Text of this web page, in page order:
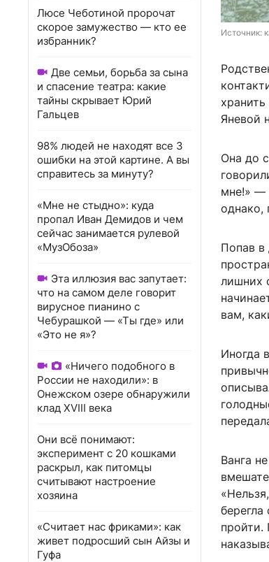
Люсе Чеботиной пророчат
скорое замужество — кто ее
избранник?
Две семьи, борьба за сына
и спасение театра: какие
тайны скрывает Юрий
Гальцев
98% людей не находят все 3
ошибки на этой картине. А вы
справитесь за минуту?
«Мне не стыдно»: куда
пропал Иван Демидов и чем
сейчас занимается рулевой
«МузОбоза»
Эта иллюзия вас запутает:
что на самом деле говорит
вирусное пианино с
Чебурашкой — «Ты где» или
«Это не я»?
«Ничего подобного в
России не находили»: в
Онежском озере обнаружили
клад XVIII века
Они всё понимают:
эксперимент с 20 кошками
раскрыл, как питомцы
считывают настроение
хозяина
«Считает нас фриками»: как
живет подросший сын Айзы и
Гуфа
Источник:
Яневой
Она до
мне!» —
однако,
Попав в
лишних
вам,
Иногда
Ванга
пройти.